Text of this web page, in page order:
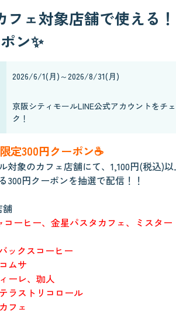
フェ対象店舗で使える！
ン✨
2026/6/1(月)～2026/8/31(月)
京阪シティモールLINE公式アカウントをチ
ク！
定300円クーポン☕
対象のカフェ店舗にて、1,100円(税込)
300円クーポンを抽選で配信！！
舗
コーヒー、金星パスタカフェ、ミスター
ックスコーヒー
ムサ
ーレ、珈人
ラストリコロール
フェ